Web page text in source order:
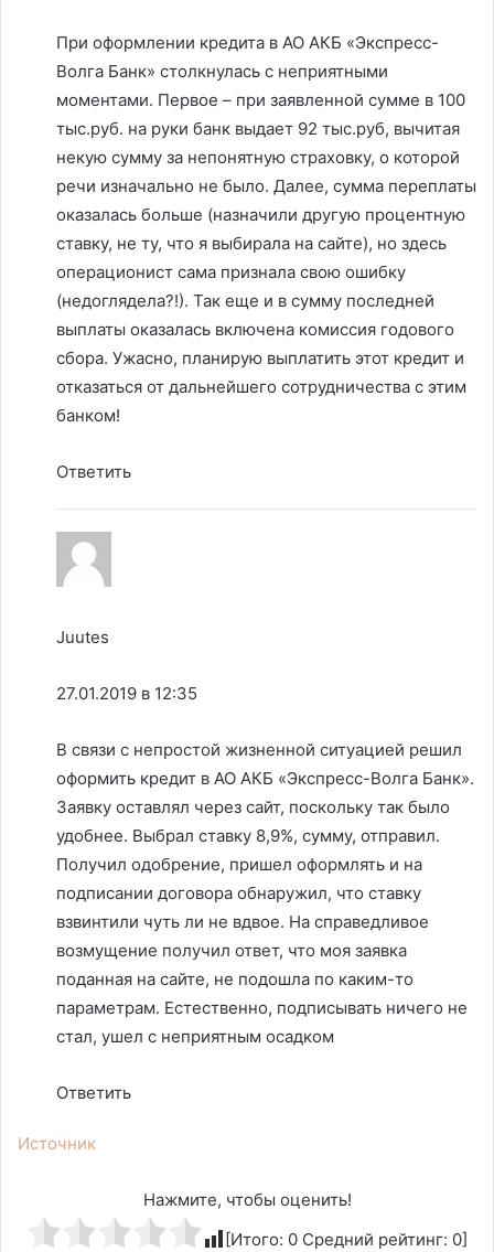
При оформлении кредита в АО АКБ «Экспресс-
Волга Банк» столкнулась с неприятными
моментами. Первое – при заявленной сумме в 100
тыс.руб. на руки банк выдает 92 тыс.руб, вычитая
некую сумму за непонятную страховку, о которой
речи изначально не было. Далее, сумма переплаты
оказалась больше (назначили другую процентную
ставку, не ту, что я выбирала на сайте), но здесь
операционист сама признала свою ошибку
(недоглядела?!). Так еще и в сумму последней
выплаты оказалась включена комиссия годового
сбора. Ужасно, планирую выплатить этот кредит и
отказаться от дальнейшего сотрудничества с этим
банком!
Ответить
Juutes
27.01.2019 в 12:35
В связи с непростой жизненной ситуацией решил
оформить кредит в АО АКБ «Экспресс-Волга Банк».
Заявку оставлял через сайт, поскольку так было
удобнее. Выбрал ставку 8,9%, сумму, отправил.
Получил одобрение, пришел оформлять и на
подписании договора обнаружил, что ставку
взвинтили чуть ли не вдвое. На справедливое
возмущение получил ответ, что моя заявка
поданная на сайте, не подошла по каким-то
параметрам. Естественно, подписывать ничего не
стал, ушел с неприятным осадком
Ответить
Источник
Нажмите, чтобы оценить!
[Итого: 0 Средний рейтинг: 0]